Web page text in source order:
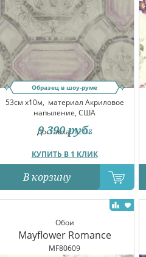
Образец в шоу-руме
53см x10м, материал Акриловое
напыление, США
Доставка:12.08
КУПИТЬ В 1 КЛИК
9 390 руб.
В корзину
Обои
Mayflower Romance
MF80609